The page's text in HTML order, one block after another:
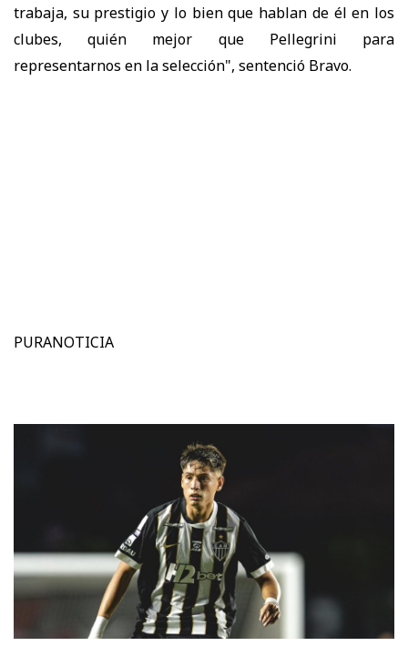
trabaja, su prestigio y lo bien que hablan de él en los
clubes, quién mejor que Pellegrini para
representarnos en la selección", sentenció Bravo.
PURANOTICIA